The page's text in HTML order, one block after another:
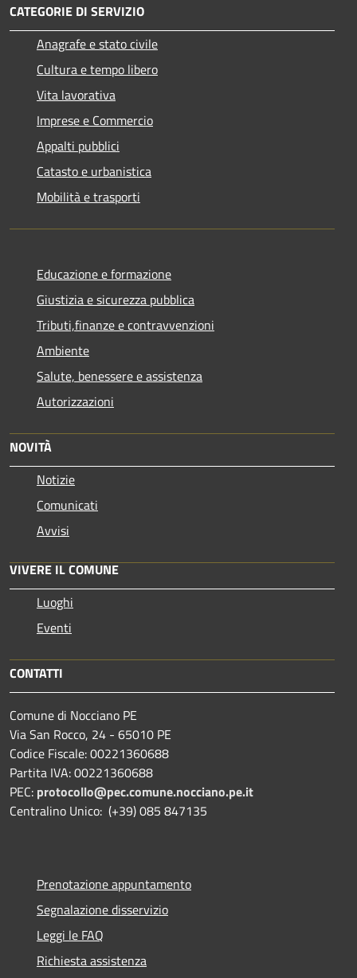
CATEGORIE DI SERVIZIO
Anagrafe e stato civile
Cultura e tempo libero
Vita lavorativa
Imprese e Commercio
Appalti pubblici
Catasto e urbanistica
Mobilità e trasporti
Educazione e formazione
Giustizia e sicurezza pubblica
Tributi,finanze e contravvenzioni
Ambiente
Salute, benessere e assistenza
Autorizzazioni
NOVITÀ
Notizie
Comunicati
Avvisi
VIVERE IL COMUNE
Luoghi
Eventi
CONTATTI
Comune di Nocciano PE
Via San Rocco, 24 - 65010 PE
Codice Fiscale: 00221360688
Partita IVA: 00221360688
PEC: protocollo@pec.comune.nocciano.pe.it
Centralino Unico: (+39) 085 847135
Prenotazione appuntamento
Segnalazione disservizio
Leggi le FAQ
Richiesta assistenza